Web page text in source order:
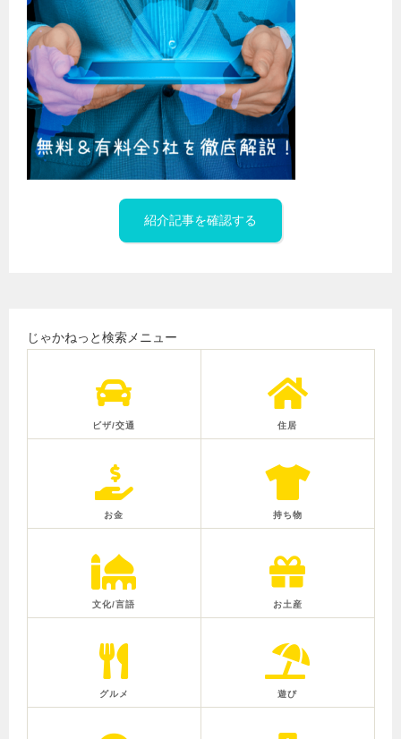
紹介記事を確認する
じゃかねっと検索メニュー
ビザ/交通 住居
お金 持ち物
文化/言語 お土産
グルメ 遊び